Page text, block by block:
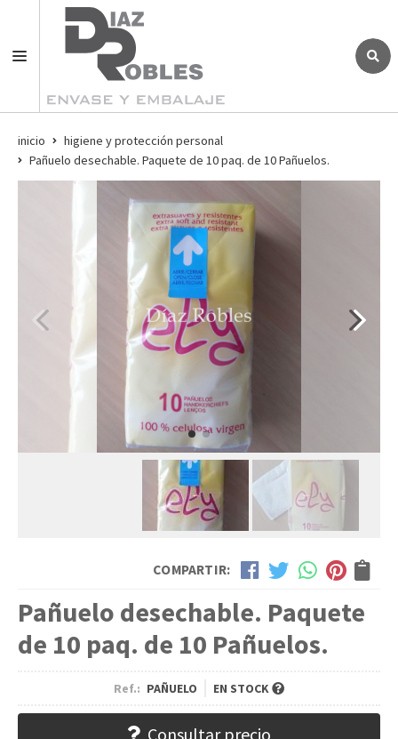
inicio
higiene y protección personal
Pañuelo desechable. Paquete de 10 paq. de 10 Pañuelos.
COMPARTIR:
Pañuelo desechable. Paquete
de 10 paq. de 10 Pañuelos.
Ref.: PAÑUELO EN STOCK
Consultar precio